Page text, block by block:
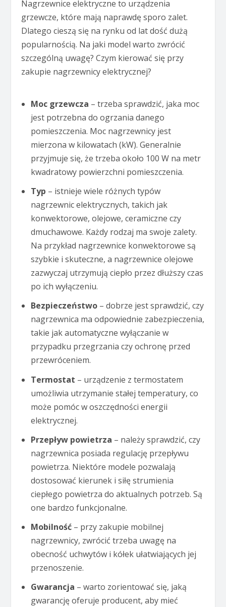
Nagrzewnice elektryczne to urządzenia
grzewcze, które mają naprawdę sporo zalet.
Dlatego cieszą się na rynku od lat dość dużą
popularnością. Na jaki model warto zwrócić
szczególną uwagę? Czym kierować się przy
zakupie nagrzewnicy elektrycznej?
Moc grzewcza – trzeba sprawdzić, jaka moc
jest potrzebna do ogrzania danego
pomieszczenia. Moc nagrzewnicy jest
mierzona w kilowatach (kW). Generalnie
przyjmuje się, że trzeba około 100 W na metr
kwadratowy powierzchni pomieszczenia.
Typ – istnieje wiele różnych typów
nagrzewnic elektrycznych, takich jak
konwektorowe, olejowe, ceramiczne czy
dmuchawowe. Każdy rodzaj ma swoje zalety.
Na przykład nagrzewnice konwektorowe są
szybkie i skuteczne, a nagrzewnice olejowe
zazwyczaj utrzymują ciepło przez dłuższy czas
po ich wyłączeniu.
Bezpieczeństwo– dobrze jest sprawdzić, czy
nagrzewnica ma odpowiednie zabezpieczenia,
takie jak automatyczne wyłączanie w
przypadku przegrzania czy ochronę przed
przewróceniem.
Termostat – urządzenie z termostatem
umożliwia utrzymanie stałej temperatury, co
może pomóc w oszczędności energii
elektrycznej.
Przepływ powietrza – należy sprawdzić, czy
nagrzewnica posiada regulację przepływu
powietrza. Niektóre modele pozwalają
dostosować kierunek i siłę strumienia
ciepłego powietrza do aktualnych potrzeb. Są
one bardzo funkcjonalne.
Mobilność– przy zakupie mobilnej
nagrzewnicy, zwrócić trzeba uwagę na
obecność uchwytów i kółek ułatwiających jej
przenoszenie.
Gwarancja – warto zorientować się, jaką
gwarancję oferuje producent, aby mieć